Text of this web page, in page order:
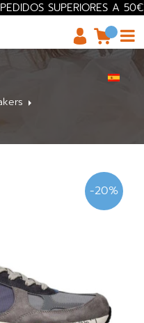
SUPERIORES A 50€
-20%